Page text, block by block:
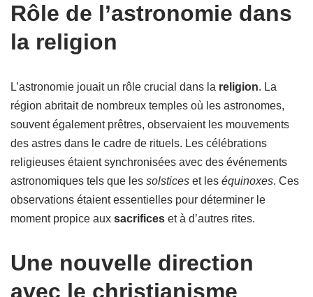
Rôle de l’astronomie dans
la religion
L’astronomie jouait un rôle crucial dans la religion. La
région abritait de nombreux temples où les astronomes,
souvent également prêtres, observaient les mouvements
des astres dans le cadre de rituels. Les célébrations
religieuses étaient synchronisées avec des événements
astronomiques tels que les solstices et les équinoxes. Ces
observations étaient essentielles pour déterminer le
moment propice aux sacrifices et à d’autres rites.
Une nouvelle direction
avec le christianisme